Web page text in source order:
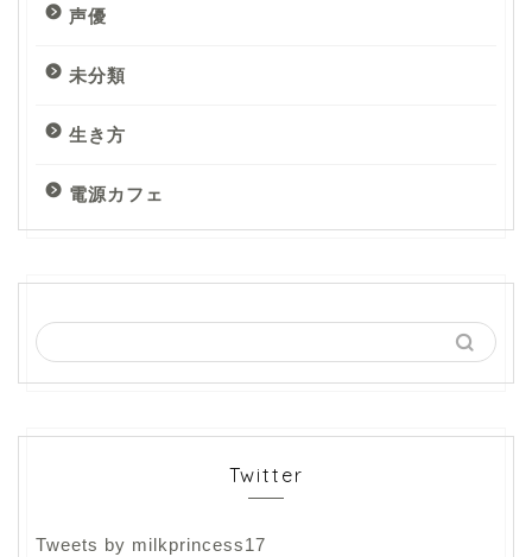
声優
未分類
生き方
電源カフェ
Twitter
Tweets by milkprincess17